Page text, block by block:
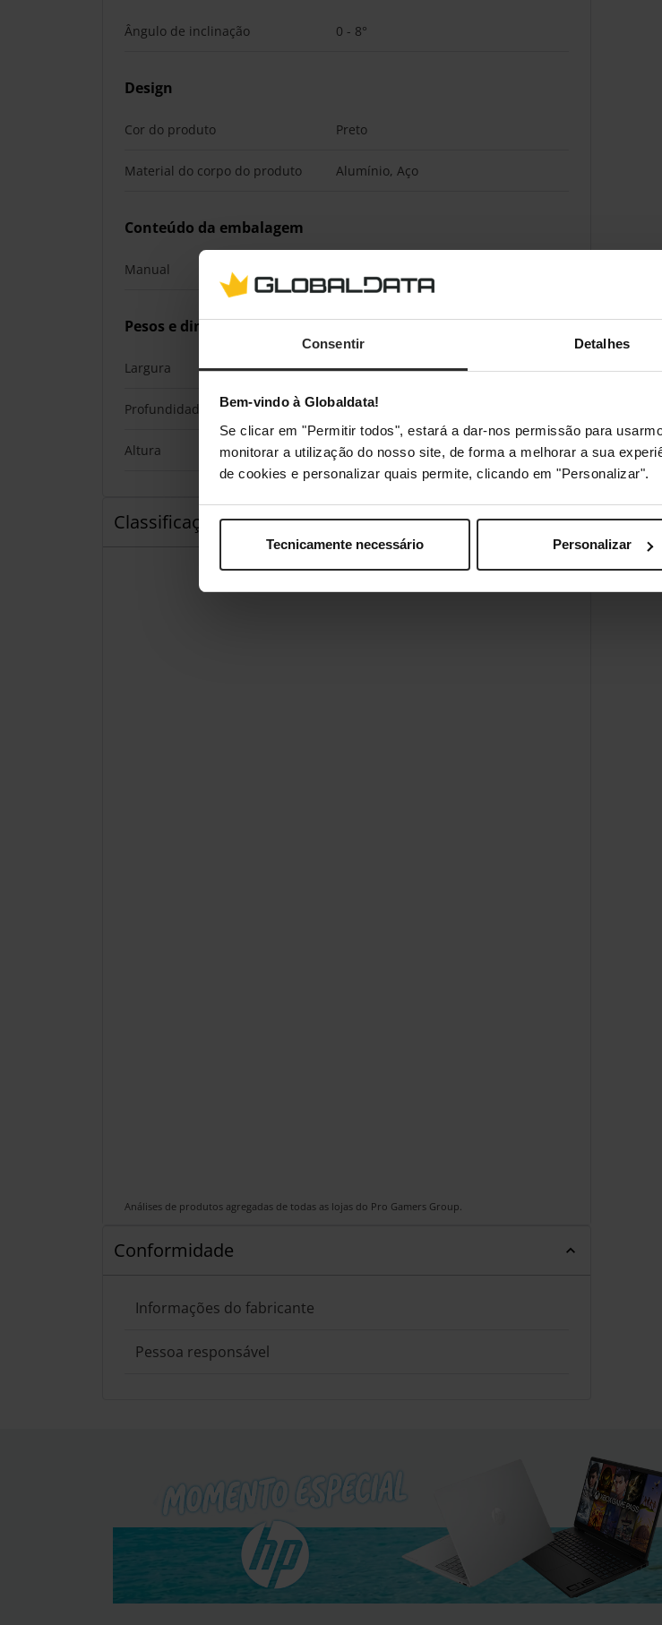
Consentir Detalhes
Bem-vindo à Globaldata!
Se clicar em "Permitir todos", estará a dar-nos permissão para
monitorar a utilização do nosso site, de forma a melhorar a sua
de cookies e personalizar quais permite, clicando em "Personalizar".
Tecnicamente necessário Personalizar
Ângulo de inclinação 0 - 8°
Design
Cor do produto Preto
Material do corpo do produto Alumínio, Aço
Conteúdo da embalagem
Manual
Pesos e dimensões
Largura 665 mm
Profundidade 20,5 mm
Altura 422 mm
Classificações
Análises de produtos agregadas de todas as lojas do Pro Gamers Group.
Conformidade
Informações do fabricante
Pessoa responsável